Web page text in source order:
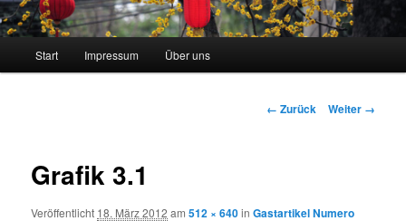
Start Impressum Über uns
Bilder-
← Zurück Weiter →
Grafik 3.1
Veröffentlicht 18. März 2012 am512 × 640inGastartikel Numero